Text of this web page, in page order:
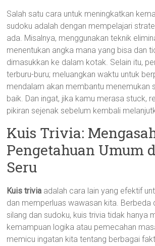
Salah satu cara untuk meningkatkan
sudoku adalah dengan mempelajari
ada. Misalnya, menggunakan teknik
menentukan angka mana yang bisa dan
dimasukkan ke dalam kotak. Selain itu,
terburu-buru; meluangkan waktu untuk
mendalam akan membantu menemukan
baik. Dan ingat, jika kamu merasa stuck,
pikiran sejenak sebelum kembali
Kuis Trivia:
Pengetahuan Umum
Seru
Kuis trivia adalah cara lain yang efektif
dan memperluas wawasan kita. Berbeda
silang dan sudoku, kuis trivia tidak hanya
kemampuan logika atau pemecahan
memicu ingatan kita tentang berbagai